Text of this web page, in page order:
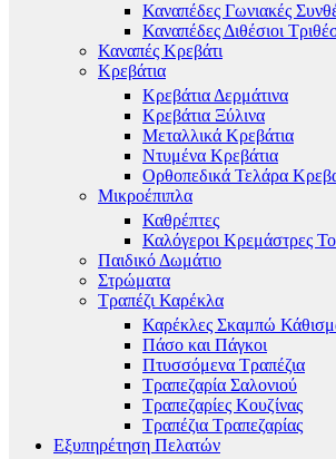
Καναπέδες Γωνιακές
Καναπέδες Διθέσιοι
Καναπές Κρεβάτι
Κρεβάτια
Κρεβάτια Δερμάτινα
Κρεβάτια Ξύλινα
Μεταλλικά Κρεβάτια
Ντυμένα Κρεβάτια
Ορθοπεδικά Τελάρα
Μικροέπιπλα
Καθρέπτες
Καλόγεροι Κρεμάστρες
Παιδικό Δωμάτιο
Στρώματα
Τραπέζι Καρέκλα
Καρέκλες Σκαμπώ
Πάσο και Πάγκοι
Πτυσσόμενα Τραπέζια
Τραπεζαρία Σαλονιού
Τραπεζαρίες Κουζίνας
Τραπέζια Τραπεζαρίας
Εξυπηρέτηση Πελατών